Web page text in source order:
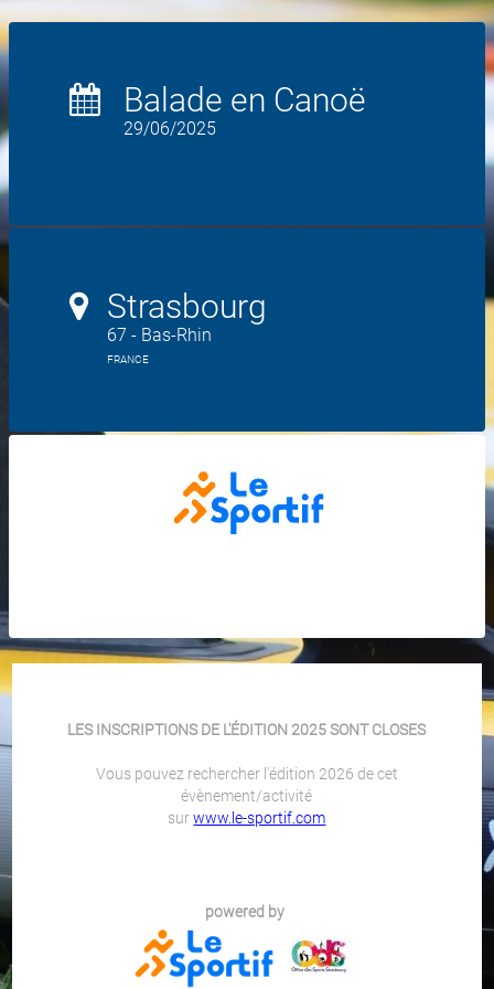
Balade en Canoë
29/06/2025
Strasbourg
67 - Bas-Rhin
FRANCE
LES INSCRIPTIONS DE L'ÉDITION 2025 SONT CLOSES
Vous pouvez rechercher l'édition 2026 de cet
évènement/activité
surwww.le-sportif.com
powered by